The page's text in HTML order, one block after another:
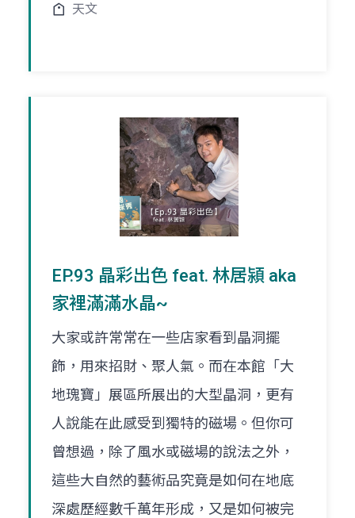
天文
EP.93 晶彩出色 feat. 林居潁 aka
家裡滿滿水晶~
大家或許常常在一些店家看到晶洞擺
飾，用來招財、聚人氣。而在本館「大
地瑰寶」展區所展出的大型晶洞，更有
人說能在此感受到獨特的磁場。但你可
曾想過，除了風水或磁場的說法之外，
這些大自然的藝術品究竟是如何在地底
深處歷經數千萬年形成，又是如何被完